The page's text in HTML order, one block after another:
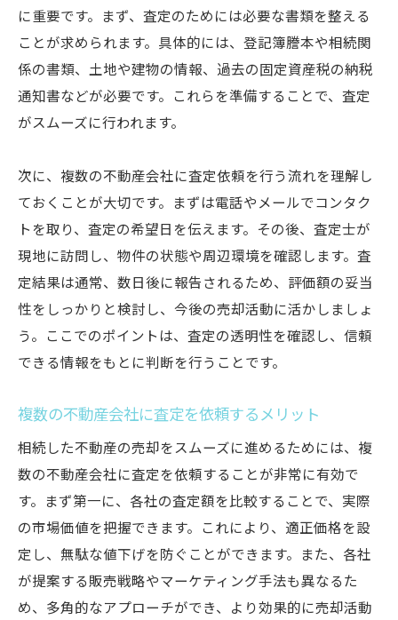
に重要です。まず、査定のためには必要な書類を整える
ことが求められます。具体的には、登記簿謄本や相続関
係の書類、土地や建物の情報、過去の固定資産税の納税
通知書などが必要です。これらを準備することで、査定
がスムーズに行われます。
次に、複数の不動産会社に査定依頼を行う流れを理解し
ておくことが大切です。まずは電話やメールでコンタク
トを取り、査定の希望日を伝えます。その後、査定士が
現地に訪問し、物件の状態や周辺環境を確認します。査
定結果は通常、数日後に報告されるため、評価額の妥当
性をしっかりと検討し、今後の売却活動に活かしましょ
う。ここでのポイントは、査定の透明性を確認し、信頼
できる情報をもとに判断を行うことです。
複数の不動産会社に査定を依頼するメリット
相続した不動産の売却をスムーズに進めるためには、複
数の不動産会社に査定を依頼することが非常に有効で
す。まず第一に、各社の査定額を比較することで、実際
の市場価値を把握できます。これにより、適正価格を設
定し、無駄な値下げを防ぐことができます。また、各社
が提案する販売戦略やマーケティング手法も異なるた
め、多角的なアプローチができ、より効果的に売却活動